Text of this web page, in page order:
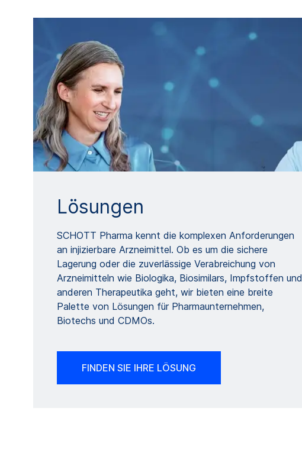
Lösungen
SCHOTT Pharma kennt die komplexen Anforderungen
an injizierbare Arzneimittel. Ob es um die sichere
Lagerung oder die zuverlässige Verabreichung von
Arzneimitteln wie Biologika, Biosimilars, Impfstoffen und
anderen Therapeutika geht, wir bieten eine breite
Palette von Lösungen für Pharmaunternehmen,
Biotechs und CDMOs.
FINDEN SIE IHRE LÖSUNG